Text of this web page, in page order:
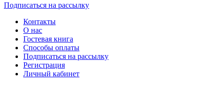
Подписаться на рассылку
Контакты
О нас
Гостевая книга
Способы оплаты
Подписаться на рассылку
Регистрация
Личный кабинет